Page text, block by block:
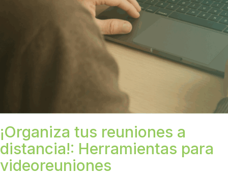
¡Organiza tus reuniones a
distancia!: Herramientas para
videoreuniones